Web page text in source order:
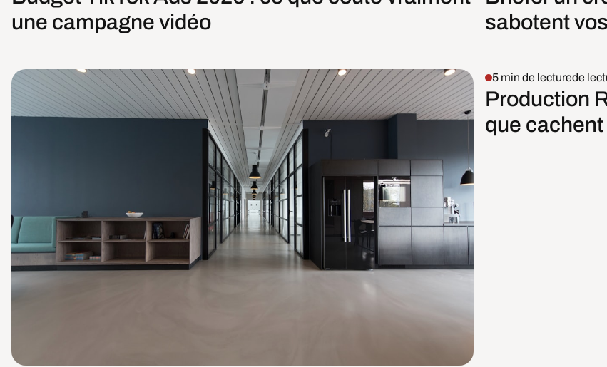
une campagne vidéo
sabotent
5 min de lecturede
Production
que